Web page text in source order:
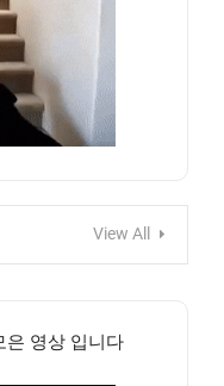
View All
은 영상 입니다